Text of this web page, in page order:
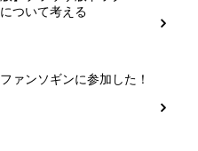
ついて考える
ファンソギンに参加した！